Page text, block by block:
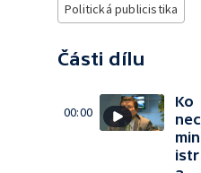
Politická publicistika
Části dílu
00:00
Ko
nec
min
istr